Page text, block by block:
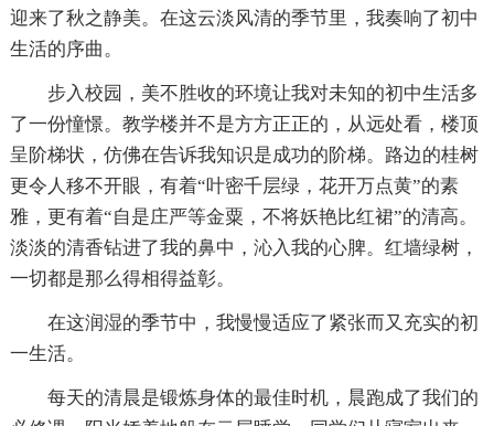
迎来了秋之静美。在这云淡风清的季节里，我奏响了初中
生活的序曲。
步入校园，美不胜收的环境让我对未知的初中生活多
了一份憧憬。教学楼并不是方方正正的，从远处看，楼顶
呈阶梯状，仿佛在告诉我知识是成功的阶梯。路边的桂树
更令人移不开眼，有着“叶密千层绿，花开万点黄”的素
雅，更有着“自是庄严等金粟，不将妖艳比红裙”的清高。
淡淡的清香钻进了我的鼻中，沁入我的心脾。红墙绿树，
一切都是那么得相得益彰。
在这润湿的季节中，我慢慢适应了紧张而又充实的初
一生活。
每天的清晨是锻炼身体的最佳时机，晨跑成了我们的